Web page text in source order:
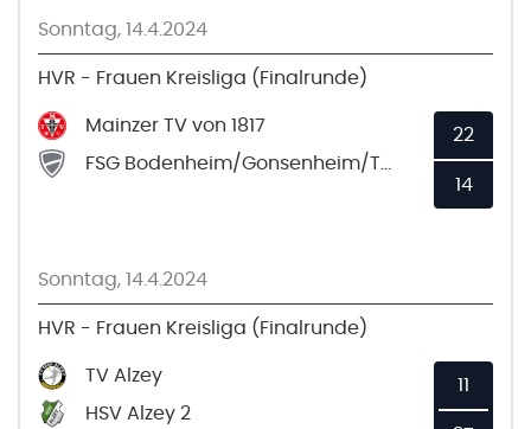
Sonntag, 14.4.2024
HVR - Frauen Kreisliga (Finalrunde)
Mainzer TV von 1817
22
14
Sonntag, 14.4.2024
HVR - Frauen Kreisliga (Finalrunde)
TV Alzey
HSV Alzey 2
11